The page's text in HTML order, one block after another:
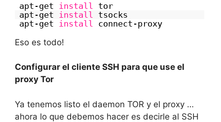
apt-get install
tor
apt-get
install
tsocks
apt-get
install
connect-proxy
Eso es todo!
Configurar el cliente SSH para que use el
proxy Tor
Ya tenemos listo el daemon TOR y el proxy …
ahora lo que debemos hacer es decirle al SSH